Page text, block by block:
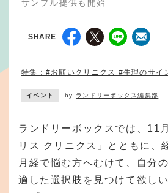
サンプル提供も開始
SHARE
特集：#お願いクリニクス #生理のサイ
イベント by ランドリーボックス編集部
ランドリーボックスでは、11
リス クリニクス」とともに、
月経で悩む方へむけて、自分
適した選択肢を見つけて欲し